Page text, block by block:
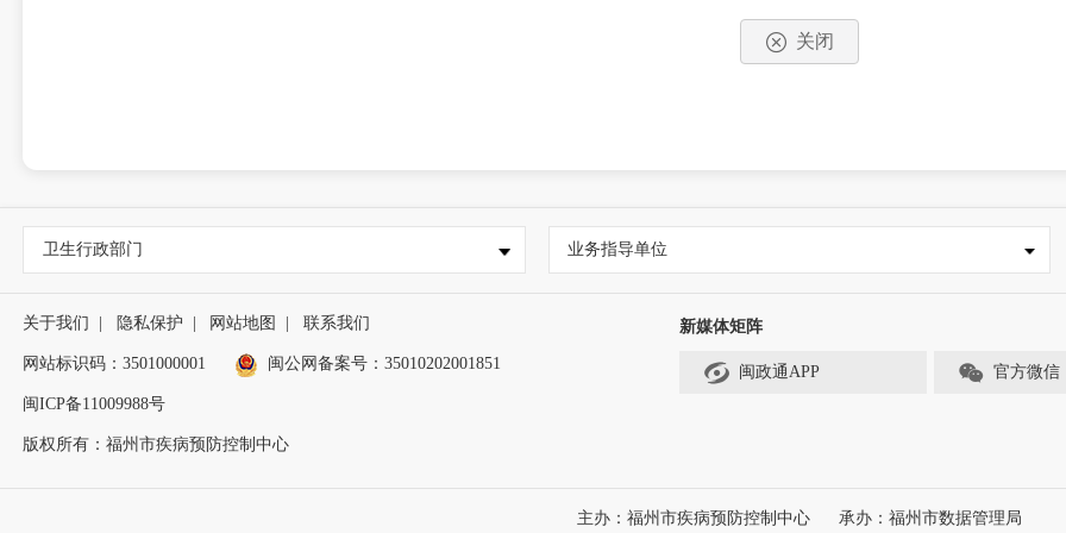
关闭
卫生行政部门 业务指导单位
关于我们 | 隐私保护 | 网站地图 | 联系我们
网站标识码：3501000001 闽公网备案号：35010202001851
闽ICP备11009988号
版权所有：福州市疾病预防控制中心
新媒体矩阵
闽政通APP 官方微信
主办：福州市疾病预防控制中心 承办：福州市数据管理局